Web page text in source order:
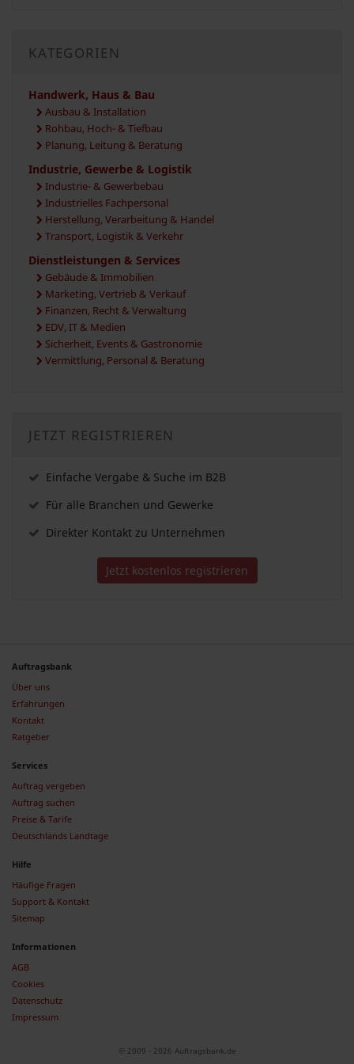
KATEGORIEN
Handwerk, Haus & Bau
Ausbau & Installation
Rohbau, Hoch- & Tiefbau
Planung, Leitung & Beratung
Industrie, Gewerbe & Logistik
Industrie- & Gewerbebau
Industrielles Fachpersonal
Herstellung, Verarbeitung & Handel
Transport, Logistik & Verkehr
Dienstleistungen & Services
Gebäude & Immobilien
Marketing, Vertrieb & Verkauf
Finanzen, Recht & Verwaltung
EDV, IT & Medien
Sicherheit, Events & Gastronomie
Vermittlung, Personal & Beratung
JETZT REGISTRIEREN
Einfache Vergabe & Suche im B2B
Für alle Branchen und Gewerke
Direkter Kontakt zu Unternehmen
Jetzt kostenlos registrieren
Auftragsbank
Über uns
Erfahrungen
Kontakt
Ratgeber
Services
Auftrag vergeben
Auftrag suchen
Preise & Tarife
Deutschlands Landtage
Hilfe
Häufige Fragen
Support & Kontakt
Sitemap
Informationen
AGB
Cookies
Datenschutz
Impressum
© 2009 - 2026 Auftragsbank.de